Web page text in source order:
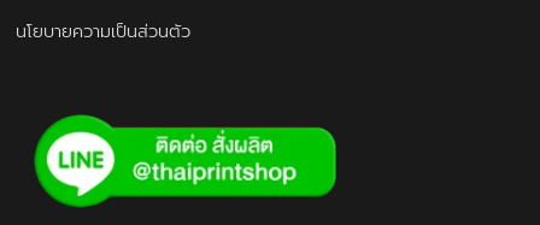
นโยบายความเป็นส่วนตัว